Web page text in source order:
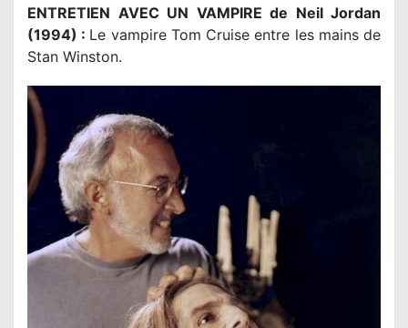
ENTRETIEN AVEC UN VAMPIRE de Neil Jordan
(1994) : Le vampire Tom Cruise entre les mains de
Stan Winston.